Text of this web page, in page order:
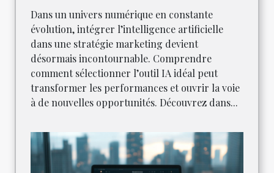
Dans un univers numérique en constante
évolution, intégrer l’intelligence artificielle
dans une stratégie marketing devient
désormais incontournable. Comprendre
comment sélectionner l’outil IA idéal peut
transformer les performances et ouvrir la voie
à de nouvelles opportunités. Découvrez dans...